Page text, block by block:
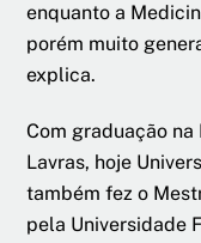
enquanto a
porém muito
explica.
Com graduação
Lavras, hoje
também fez o
pela Universidade